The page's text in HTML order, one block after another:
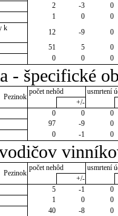
2 -3
0
1 0
0
k
12 -9
0
51 5
0
0 0 0
- špecifické
Pezinok
počet nehôd
usmrtení
+/-
0 0
0
97 -9
0
0 -1 0
Pezinok
počet nehôd
usmrtení
+/-
5 -1
0
1 0
0
40 -8
0